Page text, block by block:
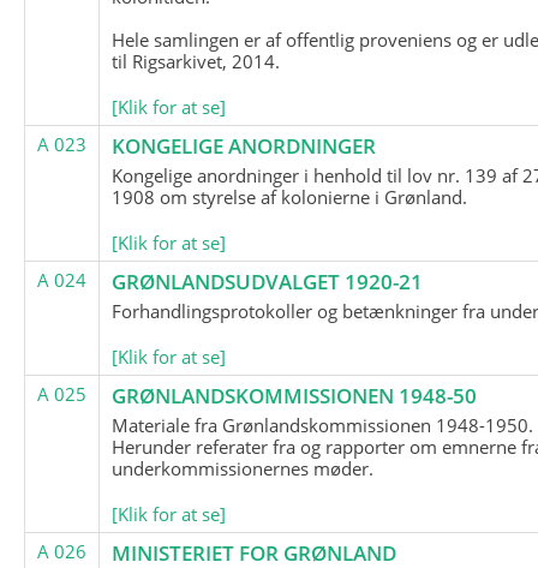
Hele samlingen er af offentlig proveniens og er
til Rigsarkivet, 2014.
[Klik for at se]
A 023
KONGELIGE ANORDNINGER
Kongelige anordninger i henhold til lov nr. 139 af
1908 om styrelse af kolonierne i Grønland.
[Klik for at se]
A 024
GRØNLANDSUDVALGET 1920-21
Forhandlingsprotokoller og betænkninger fra
[Klik for at se]
A 025
GRØNLANDSKOMMISSIONEN 1948-50
Materiale fra Grønlandskommissionen 1948-1950.
Herunder referater fra og rapporter om emnerne
underkommissionernes møder.
[Klik for at se]
A 026
MINISTERIET FOR GRØNLAND